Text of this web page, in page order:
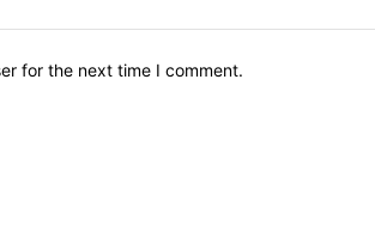
for the next time I comment.